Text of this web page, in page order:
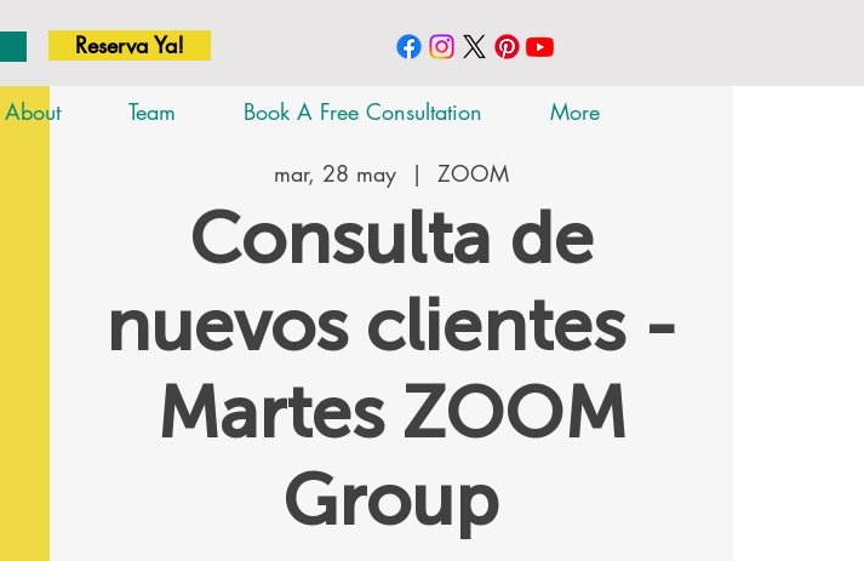
Reserva Ya!
About Team Book A Free Consultation More
mar, 28 may
  |
ZOOM
Consulta de
nuevos clientes -
Martes ZOOM
Group